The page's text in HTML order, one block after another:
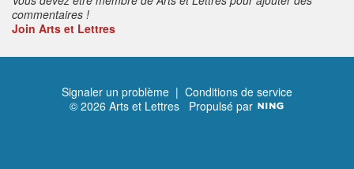
commentaires !
Join Arts et Lettres
Signaler un problème | Conditions de service
© 2026 Arts et Lettres Propulsé par